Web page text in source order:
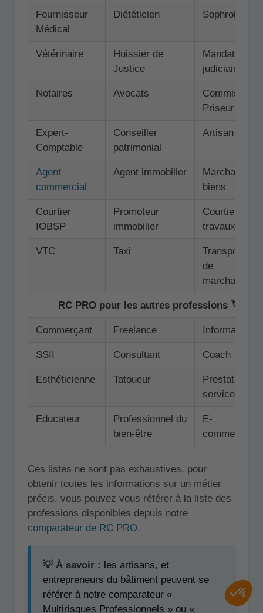
Fournisseur
Médical
Diététicien Sophrologue
Vétérinaire
Huissier de
Justice
Mandataire
judiciaire
Notaires Avocats
Priseur
Expert-
Comptable
Conseiller
patrimonial
Artisan
Agent
commercial
Agent immobilier
Marchand de
biens
Courtier
IOBSP
Promoteur
immobilier
Courtier en
travaux
VTC Taxi
Transporteur
de
RC PRO pour les autres professions 🏷️
Commerçant Freelance Informaticien
SSII Consultant Coach
Esthéticienne Tatoueur
Prestataire
services
Educateur
Professionnel du
bien-être
E-
commerçant
Ces listes ne sont pas exhaustives, pour
obtenir toutes les informations sur un métier
précis, vous pouvez vous référer à la liste des
professions disponibles depuis notre
comparateur de RC PRO.
💡 À savoir : les artisans, et
entrepreneurs du bâtiment peuvent se
référer à notre comparateur «
Multirisques Professionnels » ou «